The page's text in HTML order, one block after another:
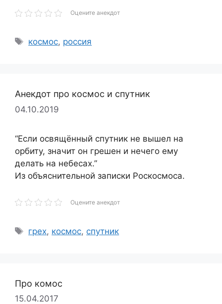
Оцените анекдот
Метки
космос, россия
Анекдот про космос и спутник
04.10.2019
“Если освящённый спутник не вышел на
орбиту, значит он грешен и нечего ему
делать на небесах.”
Из объяснительной записки Роскосмоса.
Оцените анекдот
Метки
грех, космос, спутник
Про комос
15.04.2017